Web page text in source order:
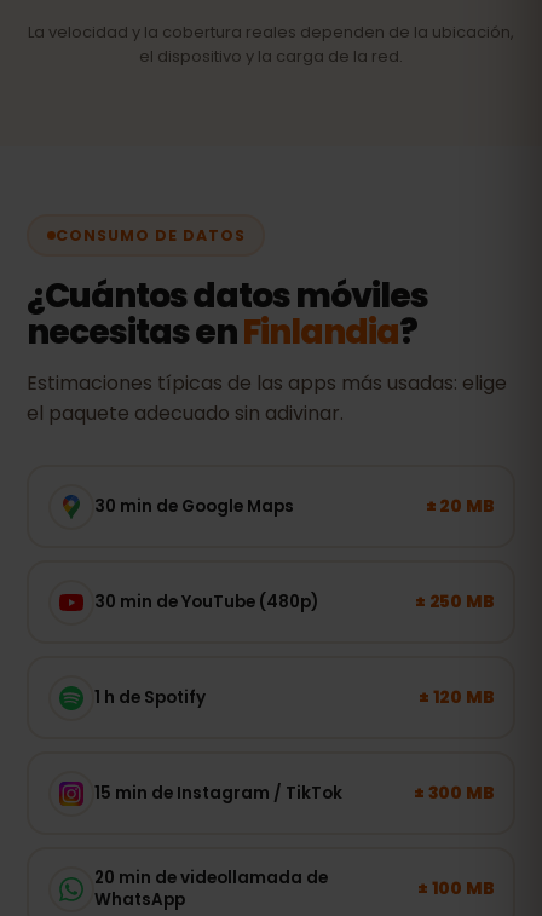
La velocidad y la cobertura reales dependen de la ubicación,
el dispositivo y la carga de la red.
CONSUMO DE DATOS
¿Cuántos datos móviles
necesitas enFinlandia?
Estimaciones típicas de las apps más usadas: elige
el paquete adecuado sin adivinar.
30 min de Google Maps ± 20 MB
30 min de YouTube (480p) ± 250 MB
1 h de Spotify ± 120 MB
15 min de Instagram / TikTok ± 300 MB
20 min de videollamada de
WhatsApp
± 100 MB